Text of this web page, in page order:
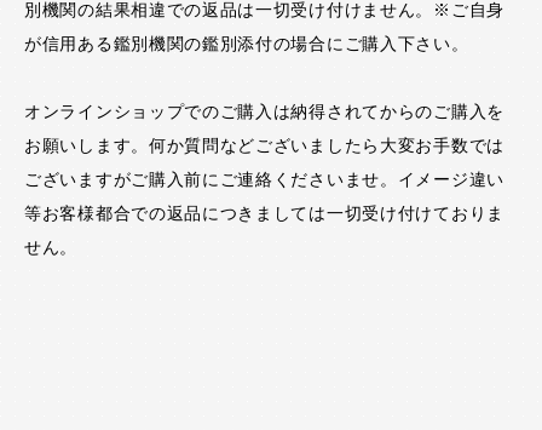
別機関の結果相違での返品は一切受け付けません。※ご自身
が信用ある鑑別機関の鑑別添付の場合にご購入下さい。
オンラインショップでのご購入は納得されてからのご購入を
お願いします。何か質問などございましたら大変お手数では
ございますがご購入前にご連絡くださいませ。イメージ違い
等お客様都合での返品につきましては一切受け付けておりま
せん。